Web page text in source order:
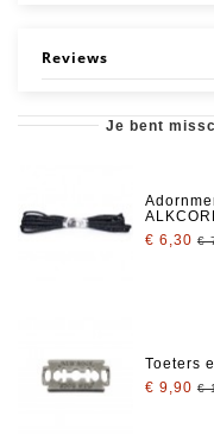
Reviews
Je bent
€ 6,30 €
Toeters
€ 9,90 €